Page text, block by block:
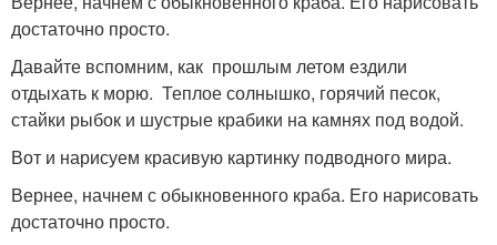
достаточно просто.
Давайте вспомним, как прошлым летом ездили
отдыхать к морю. Теплое солнышко, горячий песок,
стайки рыбок и шустрые крабики на камнях под водой.
Вот и нарисуем красивую картинку подводного мира.
Вернее, начнем с обыкновенного краба. Его нарисовать
достаточно просто.